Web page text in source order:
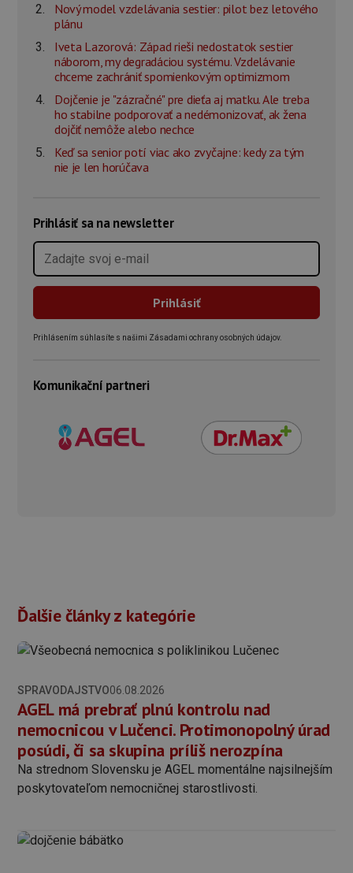
Nový model vzdelávania sestier: pilot bez letového
plánu
Iveta Lazorová: Západ rieši nedostatok sestier
náborom, my degradáciou systému. Vzdelávanie
chceme zachrániť spomienkovým optimizmom
Dojčenie je "zázračné" pre dieťa aj matku. Ale treba
ho stabilne podporovať a nedémonizovať, ak žena
dojčiť nemôže alebo nechce
Keď sa senior potí viac ako zvyčajne: kedy za tým
nie je len horúčava
Prihlásiť sa na newsletter
Prihlásením súhlasíte s našimi Zásadami ochrany osobných údajov.
Komunikační partneri
Ďalšie články z kategórie
SPRAVODAJSTVO06.08.2026
AGEL má prebrať plnú kontrolu nad
nemocnicou v Lučenci. Protimonopolný úrad
posúdi, či sa skupina príliš nerozpína
Na strednom Slovensku je AGEL momentálne najsilnejším
poskytovateľom nemocničnej starostlivosti.